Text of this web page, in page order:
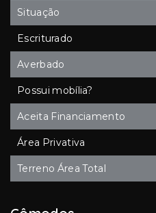
Situação
Escriturado
Averbado
Possui mobília?
Aceita Financiamento
Área Privativa
Terreno Área Total